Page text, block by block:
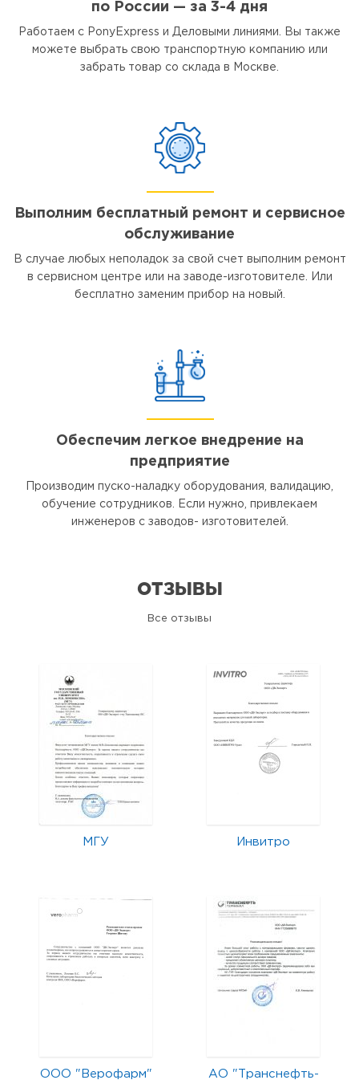
по России — за 3-4 дня
Работаем с PonyExpress и Деловыми линиями. Вы также
можете выбрать свою транспортную компанию или
забрать товар со склада в Москве.
Выполним бесплатный ремонт и сервисное
обслуживание
В случае любых неполадок за свой счет выполним ремонт
в сервисном центре или на заводе-изготовителе. Или
бесплатно заменим прибор на новый.
Обеспечим легкое внедрение на
предприятие
Производим пуско-наладку оборудования, валидацию,
обучение сотрудников. Если нужно, привлекаем
инженеров с заводов- изготовителей.
ОТЗЫВЫ
Все отзывы
МГУ Инвитро
ООО "Верофарм"
АО "Транснефть-